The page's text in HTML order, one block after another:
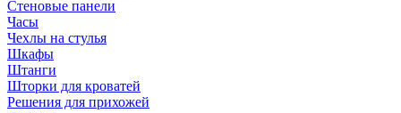
Стеновые панели
Часы
Чехлы на стулья
Шкафы
Штанги
Шторки для кроватей
Решения для прихожей